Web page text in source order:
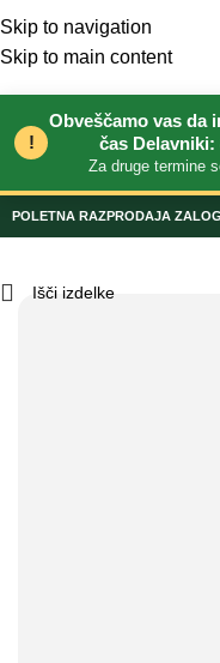
!
Obveščamo vas da
čas Delavniki:
Za druge termine
POLETNA RAZPRODAJA ZALOG
Skip to navigation
Skip to main content